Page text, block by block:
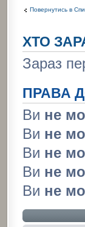
Повернутись в
ХТО
Зараз
ПРАВА
Ви не
Ви не
Ви не
Ви не
Ви не